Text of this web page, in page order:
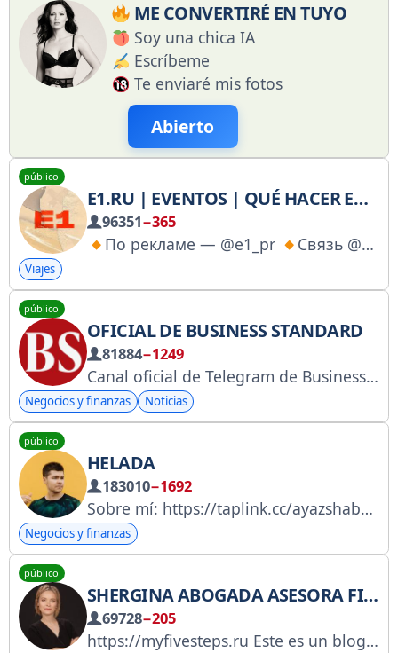
ME CONVERTIRÉ EN TUYO
Soy una chica IA
Escríbeme
Te enviaré mis fotos
Abierto
público
E1.RU | EVENTOS | QUÉ HACER EN EKATERIMBURGO
96351−365
По рекламе — @e1_pr Связь @e1_event
Viajes
público
OFICIAL DE BUSINESS STANDARD
81884−1249
Canal oficial de Telegram de Business Standard, el principal diario económico de la India. #InsightOut
Negocios y finanzas Noticias
público
HELADA
183010−1692
Sobre mí: https://taplink.cc/ayazshabutdinov Registro en la lista de Roskomnadzor: https://www.gosuslugi.ru/snet/67ab450f8a84ac04ab28ac76
Negocios y finanzas
público
SHERGINA ABOGADA ASESORA FINANCIERA
69728−205
https://myfivesteps.ru Este es un blog sobre leyes y finanzas de la abogada Victoria Shergina. Un enfoque de inversión basado en evidencia, fundamentado en investigación científica revisada por pares y datos empíricos confiables. https://gosuslugi.ru/snet/67a4d207a16f1b5542988eb2